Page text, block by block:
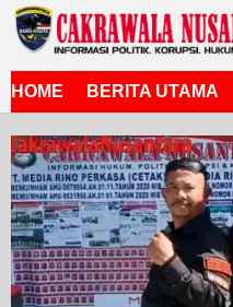
Lewati
ke
HOME
BERITA UTAMA